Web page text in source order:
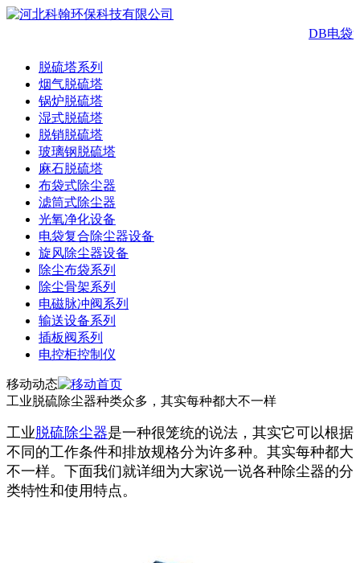
DB电袋
脱硫塔系列
烟气脱硫塔
锅炉脱硫塔
湿式脱硫塔
脱销脱硫塔
玻璃钢脱硫塔
麻石脱硫塔
布袋式除尘器
滤筒式除尘器
光氧净化设备
电袋复合除尘器设备
旋风除尘器设备
除尘布袋系列
除尘骨架系列
电磁脉冲阀系列
输送设备系列
插板阀系列
电控柜控制仪
移动动态
工业脱硫除尘器种类众多，其实每种都大不一样
工业脱硫除尘器是一种很笼统的说法，其实它可以根据
不同的工作条件和排放规格分为许多种。其实每种都大
不一样。下面我们就详细为大家说一说各种除尘器的分
类特性和使用特点。